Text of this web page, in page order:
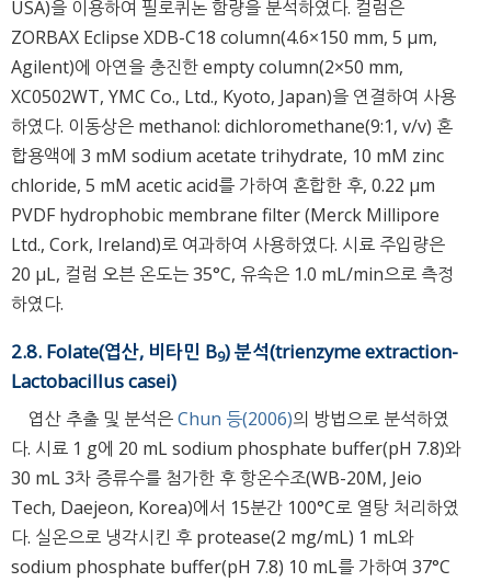
USA)을 이용하여 필로퀴논 함량을 분석하였다. 컬럼은
ZORBAX Eclipse XDB-C18 column(4.6×150 mm, 5 μm,
Agilent)에 아연을 충진한 empty column(2×50 mm,
XC0502WT, YMC Co., Ltd., Kyoto, Japan)을 연결하여 사용
하였다. 이동상은 methanol: dichloromethane(9:1, v/v) 혼
합용액에 3 mM sodium acetate trihydrate, 10 mM zinc
chloride, 5 mM acetic acid를 가하여 혼합한 후, 0.22 μm
PVDF hydrophobic membrane filter (Merck Millipore
Ltd., Cork, Ireland)로 여과하여 사용하였다. 시료 주입량은
20 μL, 컬럼 오븐 온도는 35°C, 유속은 1.0 mL/min으로 측정
하였다.
2.8. Folate(엽산, 비타민 B9) 분석(trienzyme extraction-
Lactobacillus casei)
엽산 추출 및 분석은Chun 등(2006)의 방법으로 분석하였
다. 시료 1 g에 20 mL sodium phosphate buffer(pH 7.8)와
30 mL 3차 증류수를 첨가한 후 항온수조(WB-20M, Jeio
Tech, Daejeon, Korea)에서 15분간 100°C로 열탕 처리하였
다. 실온으로 냉각시킨 후 protease(2 mg/mL) 1 mL와
sodium phosphate buffer(pH 7.8) 10 mL를 가하여 37°C